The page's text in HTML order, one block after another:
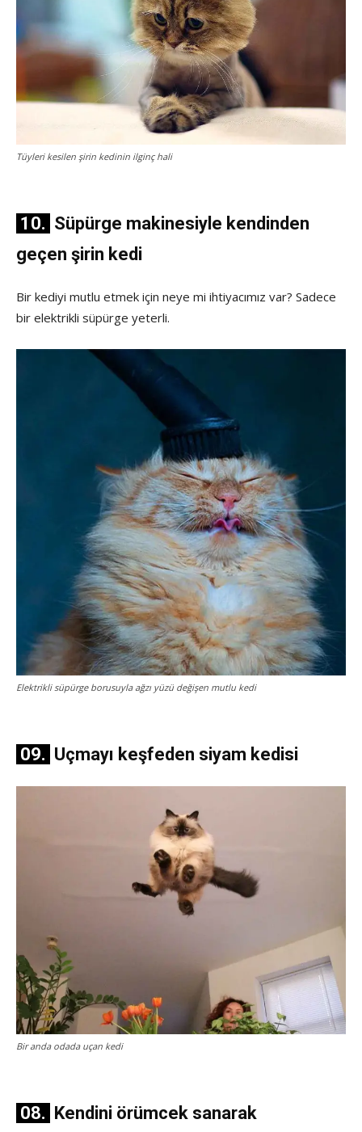
Tüyleri kesilen şirin kedinin ilginç hali
10. Süpürge makinesiyle kendinden
geçen şirin kedi
Bir kediyi mutlu etmek için neye mi ihtiyacımız var? Sadece
bir elektrikli süpürge yeterli.
Elektrikli süpürge borusuyla ağzı yüzü değişen mutlu kedi
09. Uçmayı keşfeden siyam kedisi
Bir anda odada uçan kedi
08. Kendini örümcek sanarak